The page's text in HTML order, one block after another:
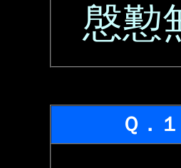
慇懃
Ｑ．